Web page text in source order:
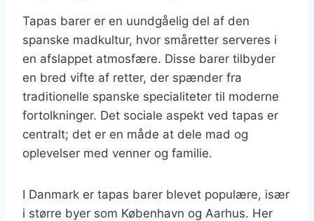
Tapas barer er en uundgåelig del af den
spanske madkultur, hvor småretter serveres i
en afslappet atmosfære. Disse barer tilbyder
en bred vifte af retter, der spænder fra
traditionelle spanske specialiteter til moderne
fortolkninger. Det sociale aspekt ved tapas er
centralt; det er en måde at dele mad og
oplevelser med venner og familie.
I Danmark er tapas barer blevet populære, især
i større byer som København og Aarhus. Her